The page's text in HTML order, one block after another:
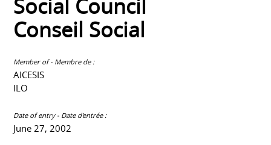
Social Council
Conseil Social
Member of - Membre de :
AICESIS
ILO
Date of entry - Date d'entrée :
June 27, 2002